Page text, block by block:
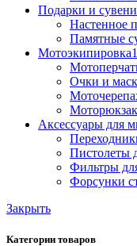
Подарки и
Настенное
Памятные
Мотоэкипировка
Очки и
Моторюкзак
Аксессуары для
Пистолеты
Фильтры
Форсунки
Закрыть
Категории товаров